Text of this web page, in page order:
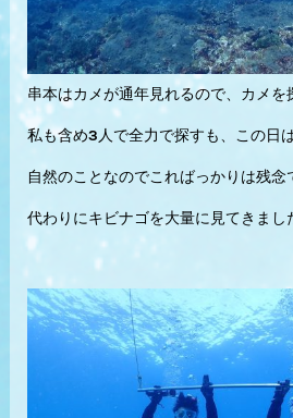
串本はカメが通年見れるので、カメを
私も含め3人で全力で探すも、この日
自然のことなのでこればっかりは残念
代わりにキビナゴを大量に見てきまし